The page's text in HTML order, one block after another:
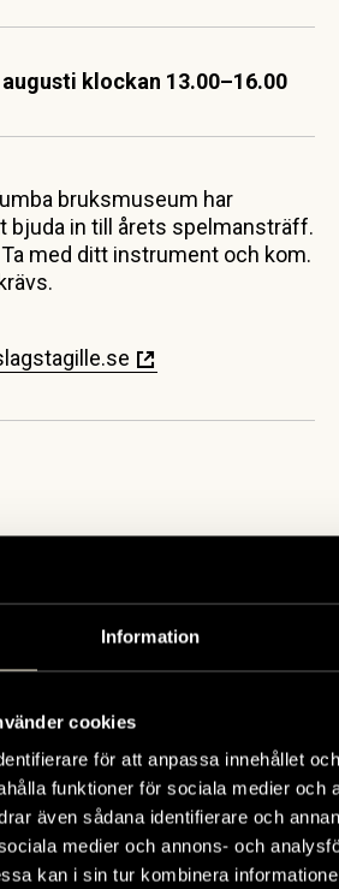
Information
cookies
för att anpassa innehållet
funktioner för sociala medier och
även sådana identifierare och
medier och annons- och
kan i sin tur kombinera
klockan 13.00–16.00
bruksmuseum har
bjuda in till årets spelmansträff.
med ditt instrument och kom.